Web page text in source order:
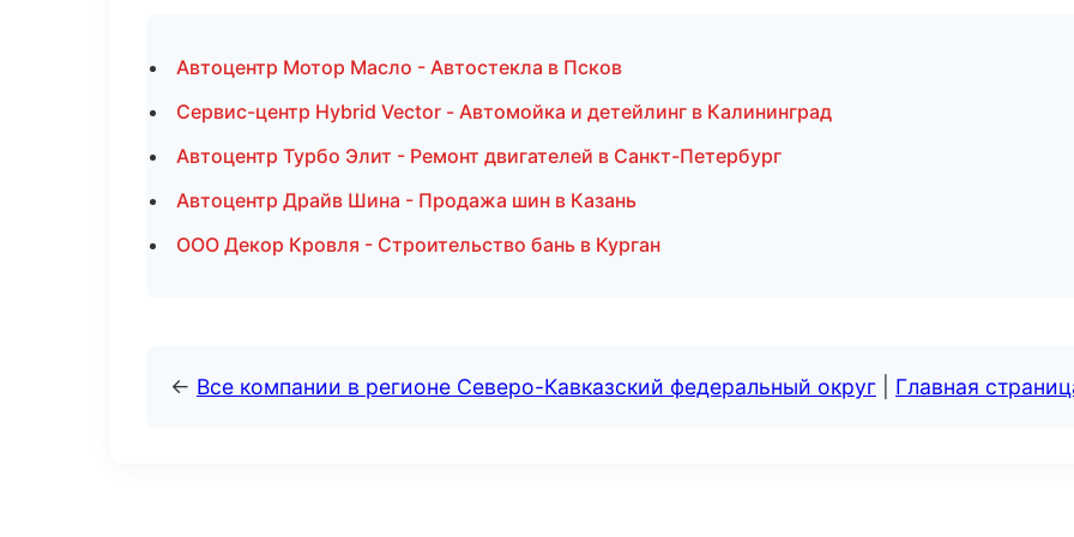
Автоцентр Мотор Масло - Автостекла в Псков
Сервис-центр Hybrid Vector - Автомойка и детейлинг в Калининград
Автоцентр Турбо Элит - Ремонт двигателей в Санкт-Петербург
Автоцентр Драйв Шина - Продажа шин в Казань
ООО Декор Кровля - Строительство бань в Курган
← Все компании в регионе Северо-Кавказский федеральный округ Главная